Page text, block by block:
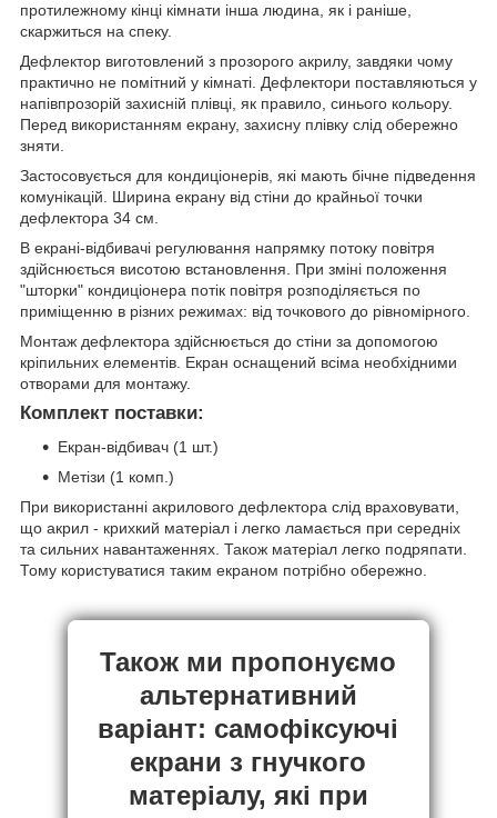
протилежному кінці кімнати інша людина, як і раніше,
скаржиться на спеку.
Дефлектор виготовлений з прозорого акрилу, завдяки чому
практично не помітний у кімнаті. Дефлектори поставляються у
напівпрозорій захисній плівці, як правило, синього кольору.
Перед використанням екрану, захисну плівку слід обережно
зняти.
Застосовується для кондиціонерів, які мають бічне підведення
комунікацій. Ширина екрану від стіни до крайньої точки
дефлектора 34 cм.
В екрані-відбивачі регулювання напрямку потоку повітря
здійснюється висотою встановлення. При зміні положення
"шторки" кондиціонера потік повітря розподіляється по
приміщенню в різних режимах: від точкового до рівномірного.
Монтаж дефлектора здійснюється до стіни за допомогою
кріпильних елементів. Екран оснащений всіма необхідними
отворами для монтажу.
Комплект поставки:
Екран-відбивач (1 шт.)
Метізи (1 комп.)
При використанні акрилового дефлектора слід враховувати,
що акрил - крихкий матеріал і легко ламається при середніх
та сильних навантаженнях. Також матеріал легко подряпати.
Тому користуватися таким екраном потрібно обережно.
Також ми пропонуємо
альтернативний
варіант: самофіксуючі
екрани з гнучкого
матеріалу, які при